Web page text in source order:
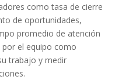
como tasa de cierre
de oportunidades,
promedio de atención
el equipo como
trabajo y medir